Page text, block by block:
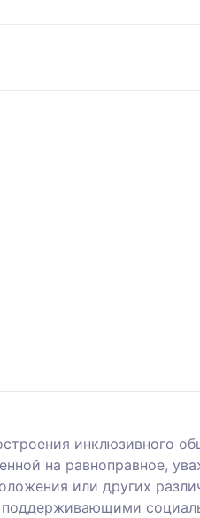
инклюзивного
на равноправное,
или других